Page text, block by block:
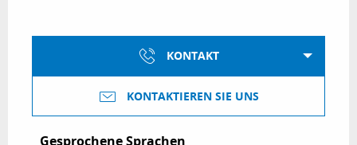
KONTAKT
KONTAKTIEREN SIE UNS
Gesprochene Sprachen
Gesprochene Sprachen